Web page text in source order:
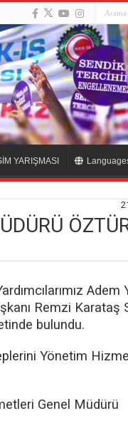
YARIŞMASI
Adem
Remzi Karataş
bulundu.
Yönetim
Genel Müdürü